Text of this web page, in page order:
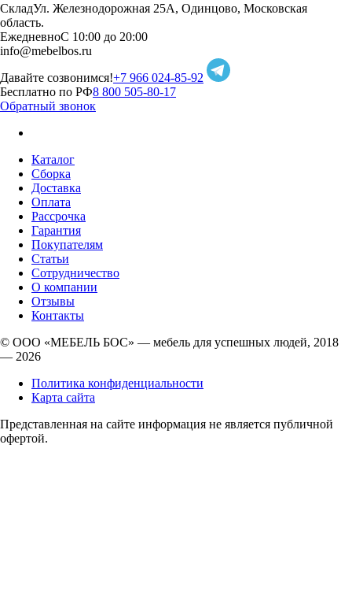
СкладУл. Железнодорожная 25А, Одинцово, Московская
область.
ЕжедневноС 10:00 до 20:00
info@mebelbos.ru
Давайте созвонимся!+7 966 024-85-92
Бесплатно по РФ8 800 505-80-17
Обратный звонок
Каталог
Сборка
Доставка
Оплата
Рассрочка
Гарантия
Покупателям
Статьи
Сотрудничество
О компании
Отзывы
Контакты
© ООО «МЕБЕЛЬ БОС» — мебель для успешных людей, 2018
— 2026
Политика конфиденциальности
Карта сайта
Представленная на сайте информация не является публичной
офертой.